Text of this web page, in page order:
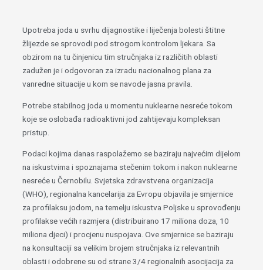
Upotreba joda u svrhu dijagnostike i liječenja bolesti štitne
žlijezde se sprovodi pod strogom kontrolom ljekara. Sa
obzirom na tu činjenicu tim stručnjaka iz različitih oblasti
zadužen je i odgovoran za izradu nacionalnog plana za
vanredne situacije u kom se navode jasna pravila.
Potrebe stabilnog joda u momentu nuklearne nesreće tokom
koje se oslobađa radioaktivni jod zahtijevaju kompleksan
pristup.
Podaci kojima danas raspolažemo se baziraju najvećim dijelom
na iskustvima i spoznajama stečenim tokom i nakon nuklearne
nesreće u Černobilu. Svjetska zdravstvena organizacija
(WHO), regionalna kancelarija za Evropu objavila je smjernice
za profilaksu jodom, na temelju iskustva Poljske u sprovođenju
profilakse većih razmjera (distribuirano 17 miliona doza, 10
miliona djeci) i procjenu nuspojava. Ove smjernice se baziraju
na konsultaciji sa velikim brojem stručnjaka iz relevantnih
oblasti i odobrene su od strane 3/4 regionalnih asocijacija za